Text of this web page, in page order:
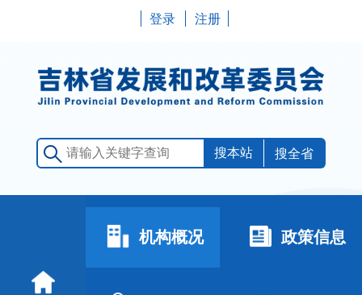
登录 注册
搜全省
机构概况 政策信息